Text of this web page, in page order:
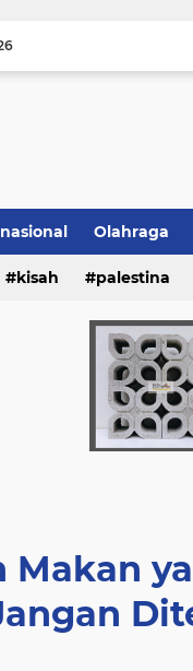
Olahraga
kisah palestina
Makan